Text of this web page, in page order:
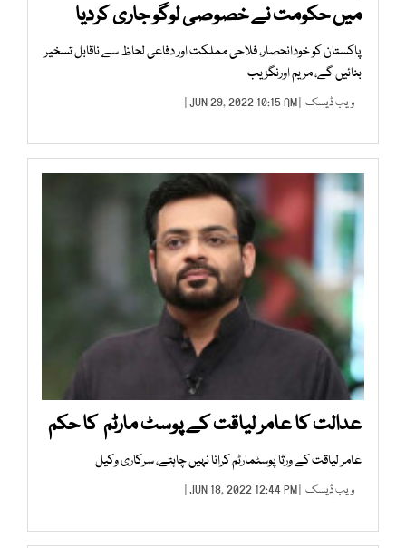
میں حکومت نے خصوصی لوگو جاری کردیا
پاکستان کو خودانحصار، فلاحی مملکت اور دفاعی لحاظ سے ناقابل تسخیر
بنائیں گے، مریم اورنگزیب
ویب ڈیسک | JUN 29, 2022 10:15 AM |
عدالت کا عامر لیاقت کے پوسٹ مارٹم کا حکم
عامر لیاقت کے ورثا پوسٹمارٹم کرانا نہیں چاہتے، سرکاری وکیل
ویب ڈیسک | JUN 18, 2022 12:44 PM |